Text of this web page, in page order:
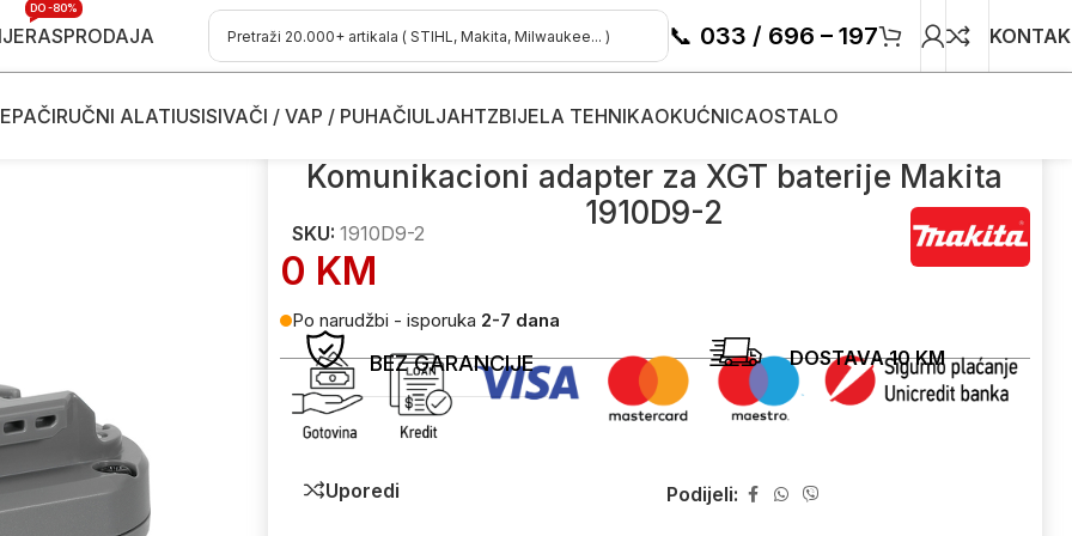
RASPRODAJA
DO -80%
📞 033 / 696 – 197
RUČNI ALATIUSISIVAČI / VAP / PUHAČIULJAHTZBIJELA TEHNIKAOKUĆNICAOSTALO
uređaje Komunikacioni adapter za XGT baterije Makita 1910D9-2
Komunikacioni adapter za XGT baterije Makita
1910D9-2
SKU: 1910D9-2
0 KM
Po narudžbi - isporuka 2-7 dana
BEZ GARANCIJE DOSTAVA 10 KM
Uporedi Podijeli: